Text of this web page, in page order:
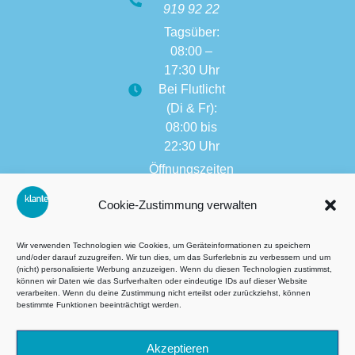
Cookie-Zustimmung verwalten
Wir verwenden Technologien wie Cookies, um Geräteinformationen zu speichern
und/oder darauf zuzugreifen. Wir tun dies, um das Surferlebnis zu verbessern und um
(nicht) personalisierte Werbung anzuzeigen. Wenn du diesen Technologien zustimmst,
können wir Daten wie das Surfverhalten oder eindeutige IDs auf dieser Website
verarbeiten. Wenn du deine Zustimmung nicht erteilst oder zurückziehst, können
bestimmte Funktionen beeinträchtigt werden.
Akzeptieren
919 92 22
Tagsüber:
08:00 –
17:30 Uhr
Bei Flutlicht
(Di & Fr):
08:00 bis
22:30 Uhr
Öffnungszeiten
Filialen:
17:30 Uhr
AGB´s
Datenschutzbestimmungen